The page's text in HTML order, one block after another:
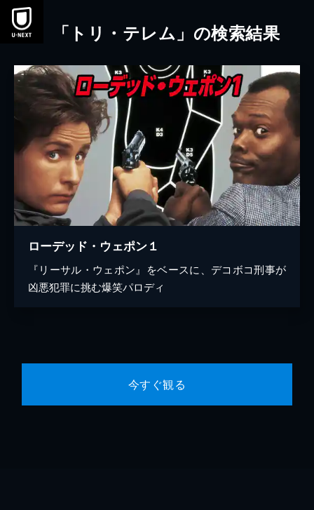
本文へスキップ
「トリ・テレム」の検索結果
ローデッド・ウェポン１
『リーサル・ウェポン』をベースに、デコボコ刑事が
凶悪犯罪に挑む爆笑パロディ
今すぐ観る